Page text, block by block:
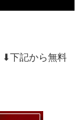
⬇︎下記から無料